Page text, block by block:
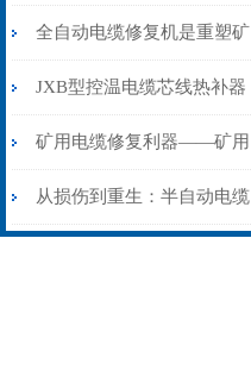
从“盲测”到“精确定点”的三
步作业法
全自动电缆修复机是重塑矿
山电力动脉的“智能外科医
生”
JXB型控温电缆芯线热补器
安装与接线：精准修复的工
艺基石
矿用电缆修复利器——矿用
电缆热补机智能控温，安全
从损伤到重生：半自动电缆